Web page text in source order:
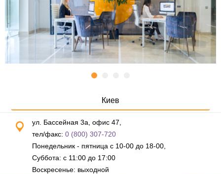
Киев
ул. Бассейная 3а, офис 47,
тел/факс: 0 (800) 307-720
Понедельник - пятница с 10-00 до 18-00,
Суббота: с 11:00 до 17:00
Воскресенье: выходной